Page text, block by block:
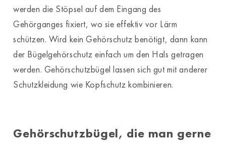
werden die Stöpsel auf dem Eingang des
Gehörganges fixiert, wo sie effektiv vor Lärm
schützen. Wird kein Gehörschutz benötigt, dann kann
der Bügelgehörschutz einfach um den Hals getragen
werden. Gehörschutzbügel lassen sich gut mit anderer
Schutzkleidung wie Kopfschutz kombinieren.
Gehörschutzbügel, die man gerne